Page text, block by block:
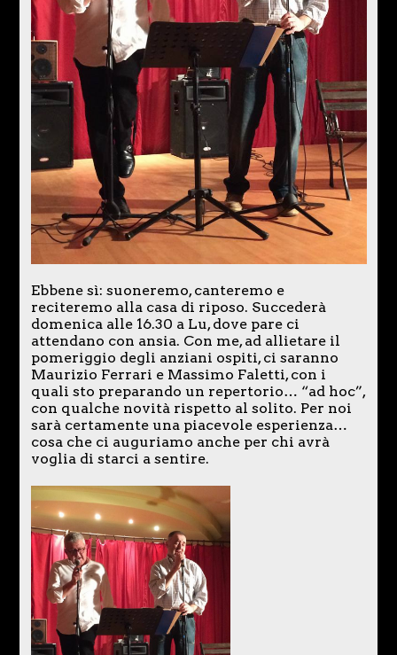
Ebbene sì: suoneremo, canteremo e
reciteremo alla casa di riposo. Succederà
domenica alle 16.30 a Lu, dove pare ci
attendano con ansia. Con me, ad allietare il
pomeriggio degli anziani ospiti, ci saranno
Maurizio Ferrari e Massimo Faletti, con i
quali sto preparando un repertorio… “ad hoc”,
con qualche novità rispetto al solito. Per noi
sarà certamente una piacevole esperienza…
cosa che ci auguriamo anche per chi avrà
voglia di starci a sentire.